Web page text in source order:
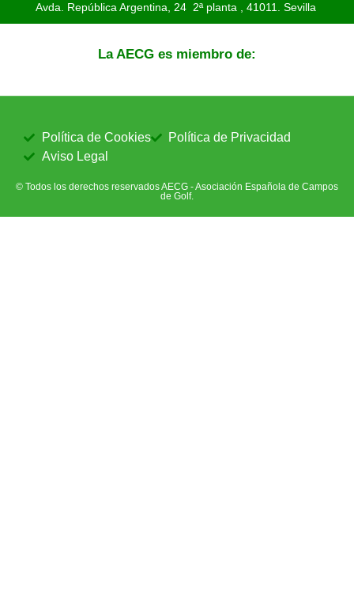
Avda. República Argentina, 24 2ª planta , 41011. Sevilla
La AECG es miembro de:
© Todos los derechos reservados AECG - Asociación Española de Campos
de Golf.
Política de Cookies
Política de Privacidad
Aviso Legal